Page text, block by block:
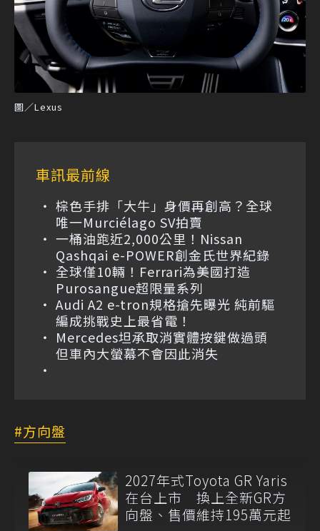
圖／Lexus
車訊最前線
棕色手排「大牛」身價再創高？全球
唯一Murciélago SV拍賣
一桶油跑近2,000公里！Nissan
Qashqai e-POWER創金氏世界紀錄
全球僅10輛！Ferrari為美國打造
Purosangue超限量系列
Audi A2 e-tron規格搶先曝光 純前驅
編成挑戰史上最省電！
Mercedes坦承取消實體按鍵做過頭
但車內大螢幕不會因此消失
方向盤
2027年式Toyota GR Yaris
在台上市 換上全新GR方
向盤、售價維持195萬元起